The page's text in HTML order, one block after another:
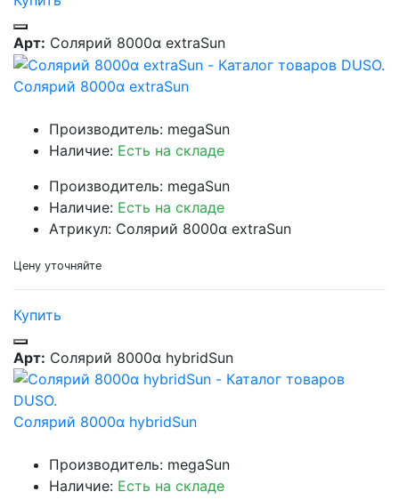
Арт: Солярий 8000α extraSun
Солярий 8000α extraSun
Производитель: megaSun
Наличие: Есть на складе
Производитель: megaSun
Наличие: Есть на складе
Атрикул: Солярий 8000α extraSun
Цену уточняйте
Купить
Арт: Солярий 8000α hybridSun
Солярий 8000α hybridSun
Производитель: megaSun
Наличие: Есть на складе